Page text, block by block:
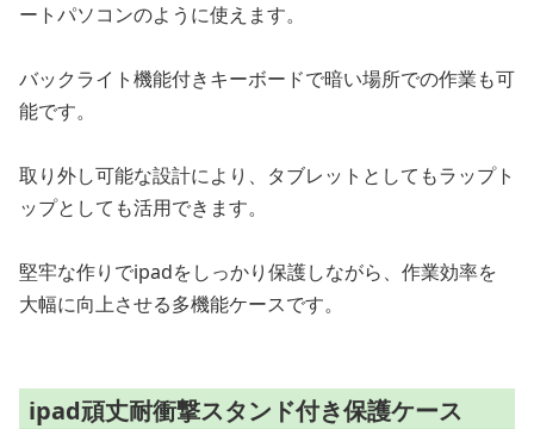
ートパソコンのように使えます。
バックライト機能付きキーボードで暗い場所での作業も可
能です。
取り外し可能な設計により、タブレットとしてもラップト
ップとしても活用できます。
堅牢な作りでipadをしっかり保護しながら、作業効率を
大幅に向上させる多機能ケースです。
ipad頑丈耐衝撃スタンド付き保護ケース